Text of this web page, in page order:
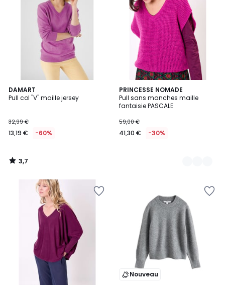
DAMART
Pull col "V" maille jersey
32,99 €
13,19 € -60%
3,7
/ 5
3,7
/
PRINCESSE NOMADE
Pull sans manches maille
fantaisie PASCALE
59,00 €
41,30 € -30%
4
Couleurs
Nouveau